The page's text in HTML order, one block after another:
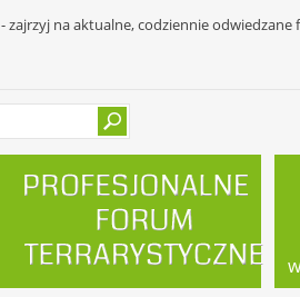
- zajrzyj na aktualne, codziennie